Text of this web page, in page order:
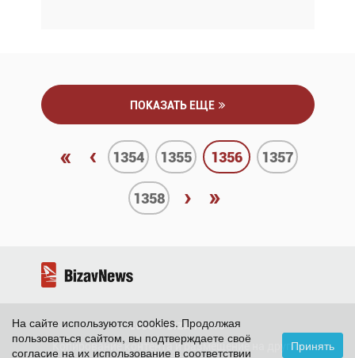
ПОКАЗАТЬ ЕЩЕ
« ‹ 1354 1355 1356 1357
1358 › »
2026 ©BizavNews
Копирование контента и размещение на других
На сайте используются cookies. Продолжая
пользоваться сайтом, вы подтверждаете своё
согласие на их использование в соответствии
Принять